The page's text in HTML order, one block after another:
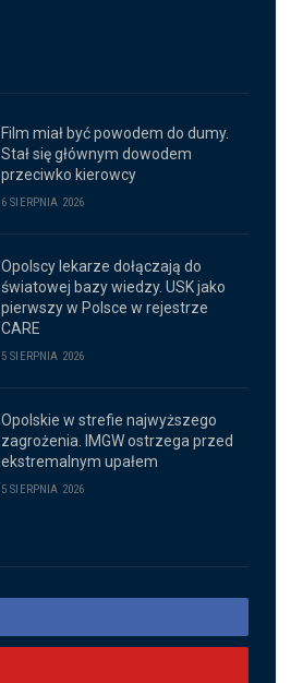
Film miał być powodem do dumy.
Stał się głównym dowodem
przeciwko kierowcy
6 SIERPNIA 2026
Opolscy lekarze dołączają do
światowej bazy wiedzy. USK jako
pierwszy w Polsce w rejestrze
CARE
5 SIERPNIA 2026
Opolskie w strefie najwyższego
zagrożenia. IMGW ostrzega przed
ekstremalnym upałem
5 SIERPNIA 2026